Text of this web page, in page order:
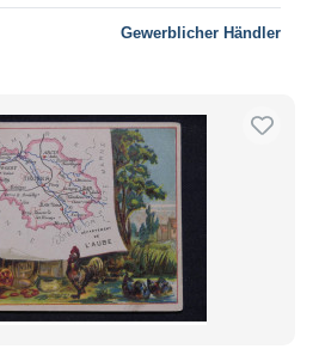
Gewerblicher Händler